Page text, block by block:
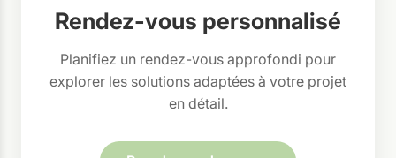
Rendez-vous personnalisé
Planifiez un rendez-vous approfondi pour
explorer les solutions adaptées à votre projet
en détail.